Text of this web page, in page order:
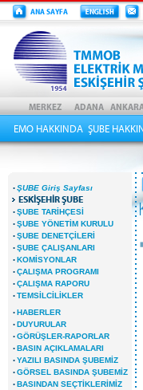
EMO HAKKINDA ŞUBE
·ŞUBE Giriş Sayfası
ESKİŞEHİR ŞUBE
·ŞUBE TARİHÇESİ
·ŞUBE YÖNETİM KURULU
·ŞUBE DENETÇİLERİ
·ŞUBE ÇALIŞANLARI
·KOMİSYONLAR
·ÇALIŞMA PROGRAMI
·ÇALIŞMA RAPORU
·TEMSİLCİLİKLER
·HABERLER
·DUYURULAR
·GÖRÜŞLER-RAPORLAR
·BASIN AÇIKLAMALARI
·YAZILI BASINDA ŞUBEMİZ
·GÖRSEL BASINDA ŞUBEMİZ
·BASINDAN SEÇTİKLERİMİZ